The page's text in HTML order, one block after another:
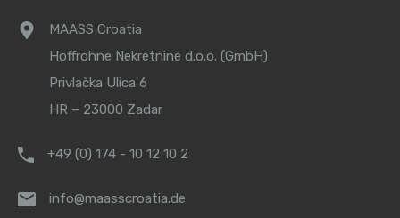
MAASS Croatia
Hoffrohne Nekretnine d.o.o. (GmbH)
Privlačka Ulica 6
HR – 23000 Zadar
+49 (0) 174 - 10 12 10 2
info@maasscroatia.de